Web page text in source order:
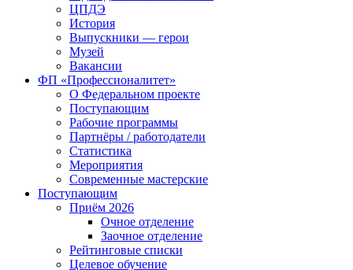
ЦПДЭ
История
Выпускники — герои
Музей
Вакансии
ФП «Профессионалитет»
О Федеральном проекте
Поступающим
Рабочие программы
Партнёры / работодатели
Статистика
Мероприятия
Современные мастерские
Поступающим
Приём 2026
Очное отделение
Заочное отделение
Рейтинговые списки
Целевое обучение